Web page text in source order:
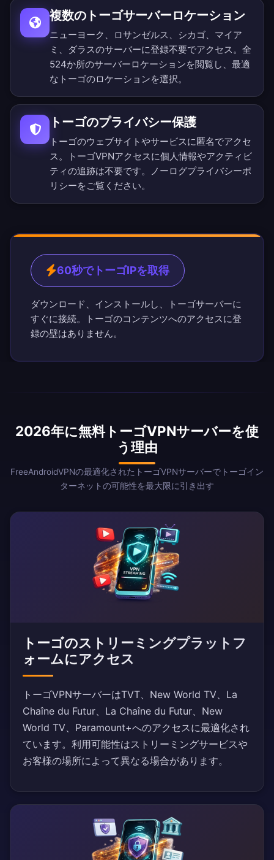
複数のトーゴサーバーロケーション
ニューヨーク、ロサンゼルス、シカゴ、マイア
ミ、ダラスのサーバーに登録不要でアクセス。 全
524か所のサーバーロケーションを閲覧し、最適
なトーゴのロケーションを選択。
トーゴのプライバシー保護
トーゴのウェブサイトやサービスに匿名でアクセ
ス。トーゴVPNアクセスに個人情報やアクティビ
ティの追跡は不要です。
ノーログプライバシーポ
リシーをご覧ください。
60秒でトーゴIPを取得
ダウンロード、インストールし、トーゴサーバーに
すぐに接続。トーゴのコンテンツへのアクセスに登
録の壁はありません。
2026年に無料トーゴVPNサーバーを使
う理由
FreeAndroidVPNの最適化されたトーゴVPNサーバーでトーゴイン
ターネットの可能性を最大限に引き出す
トーゴのストリーミングプラットフ
ォームにアクセス
トーゴVPNサーバーはTVT、New World TV、La
Chaîne du Futur、La Chaîne du Futur、New
World TV、Paramount+へのアクセスに最適化され
ています。利用可能性はストリーミングサービスや
お客様の場所によって異なる場合があります。